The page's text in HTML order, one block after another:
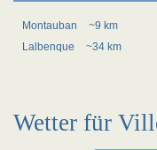
Montauban
~9 km
Lalbenque
~34 km
Wetter für